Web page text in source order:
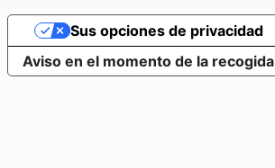
Aviso en el momento de la recogida
Sus opciones de privacidad